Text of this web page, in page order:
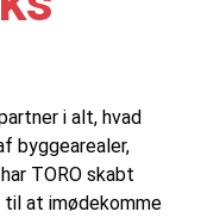
i alt, hvad
byggearealer,
TORO skabt
at imødekomme